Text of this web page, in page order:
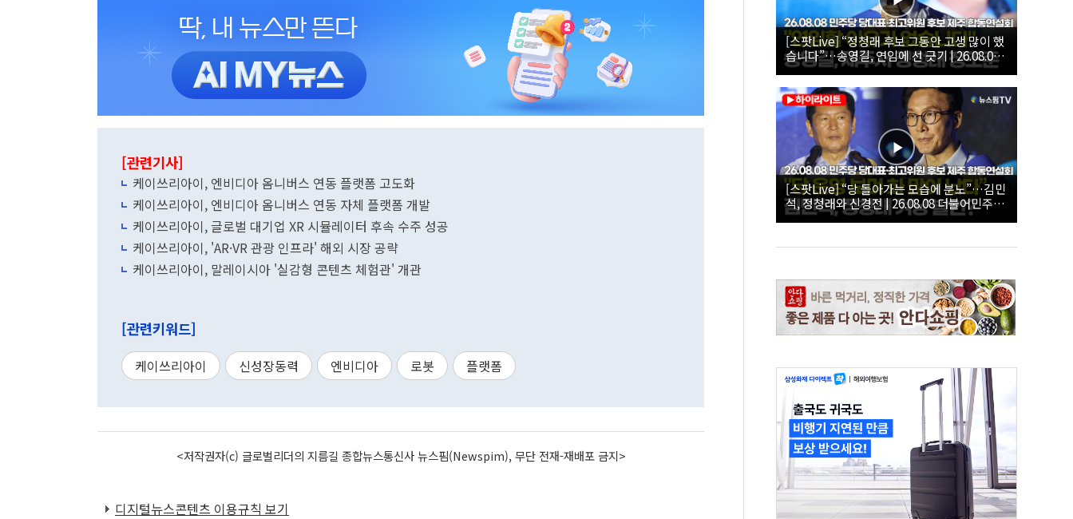
[관련기사]
케이쓰리아이, 엔비디아 옴니버스 연동 플랫폼 고도화
케이쓰리아이, 엔비디아 옴니버스 연동 자체 플랫폼 개발
케이쓰리아이, 글로벌 대기업 XR 시뮬레이터 후속 수주 성공
케이쓰리아이, 'AR·VR 관광 인프라' 해외 시장 공략
케이쓰리아이, 말레이시아 '실감형 콘텐츠 체험관' 개관
[관련키워드]
케이쓰리아이 신성장동력 엔비디아 로봇 플랫폼
<저작권자(c) 글로벌리더의 지름길 종합뉴스통신사 뉴스핌(Newspim), 무단 전재-재배포 금지>
디지털뉴스콘텐츠 이용규칙 보기
[스팟Live] “정청래 후보 그동안 고생 많이 했
습니다”…송영길, 연임에 선 긋기 | 26.08.08
더불어민주당 당대표·최고위원 후보 제주 합
동연설회
[스팟Live] “당 돌아가는 모습에 분노”…김민
석, 정청래와 신경전 | 26.08.08 더불어민주당
당대표·최고위원 후보 제주 합동연설회